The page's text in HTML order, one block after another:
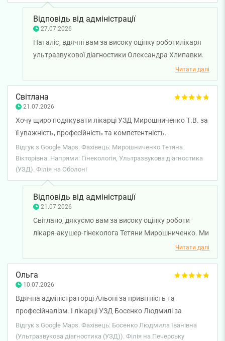
Відповідь від адміністрації
27.07.2026
Наталіє, вдячні вам за високу оцінку роботилікаря
ультразвукової діагностики Олександра Хлипавки.
Нам приємно знати, що уважне ставлення та
професійний підхід лікаря зробили ваш візит
комфортним і залишили позитивні враження.
Бажаємо вам міцного здоров’я!
Читати далі
Світлана
21.07.2026
Хочу щиро подякувати лікарці УЗД Мирошниченко Т.В. за
її уважність, професійність та компетентність.
Відгук з Google Maps. Фахівець: Мирошниченко Тетяна
Вікторівна. Напрями: Гінекологія, Ультразвукова діагностика
(УЗД). Філія на Оболоні
Відповідь від адміністрації
21.07.2026
Світлано, дякуємо вам за високу оцінку роботи
лікаря-акушер-гінеколога Тетяни Мирошниченко. Ми
раді, що ви відзначили професіоналізм, уважність до
деталей і компетентність лікарки під час проведення
Читати далі
Ольга
10.07.2026
Вдячна адміністраторці Альоні за привітність та
професійналізм. І лікарці УЗД Босенко Людмилі за
чудовий прийом.
Відгук з Google Maps. Фахівець: Босенко Людмила Іванівна
(Ультразвукова діагностика (УЗД)). Філія на Печерську